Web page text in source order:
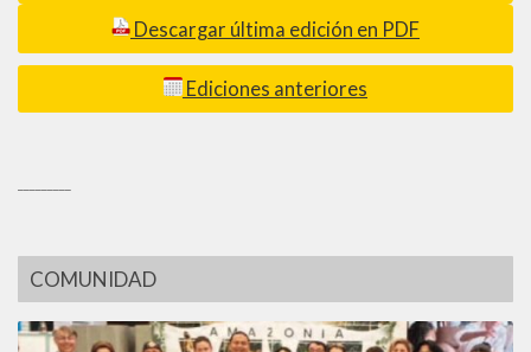
Descargar última edición en PDF
Ediciones anteriores
COMUNIDAD